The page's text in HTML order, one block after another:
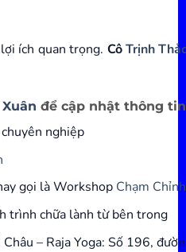
ích quan trọng. CôTrịnh
để cập nhật thông
nghiệp
gọi là Workshop Chạm
trình chữa lành từ bên trong
– Raja Yoga: Số 196,